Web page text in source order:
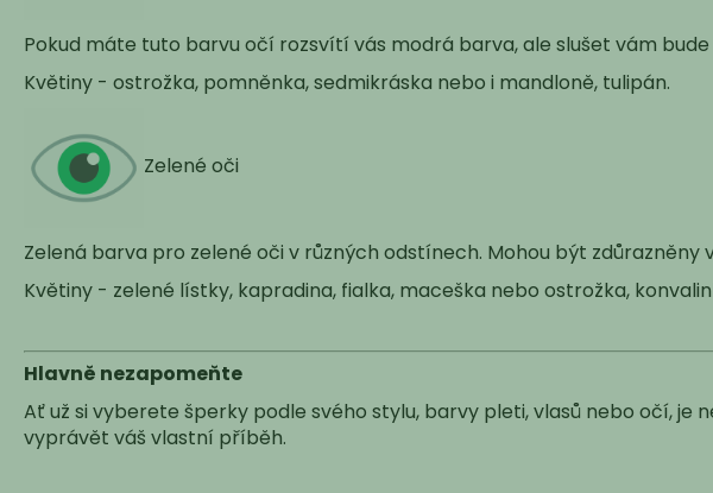
Pokud máte tuto barvu očí rozsvítí vás modrá barva, ale slušet vám
Květiny - ostrožka, pomněnka, sedmikráska nebo i mandloně, tulipán.
Zelené oči
Zelená barva pro zelené oči v různých odstínech. Mohou být
Květiny - zelené lístky, kapradina, fialka, maceška nebo ostrožka,
Hlavně nezapomeňte
Ať už si vyberete šperky podle svého stylu, barvy pleti, vlasů nebo očí,
vyprávět váš vlastní příběh.